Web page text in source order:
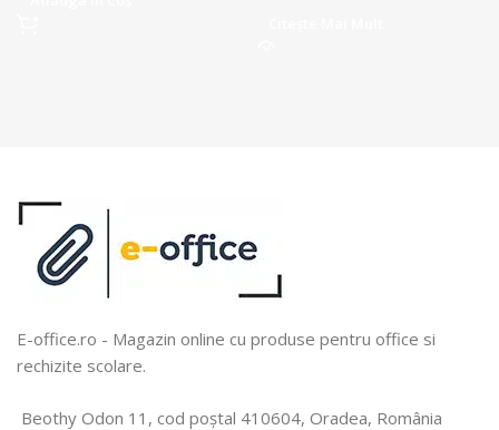
E-office.ro - Magazin online cu produse pentru office si
rechizite scolare.
Beothy Odon 11, cod poștal 410604, Oradea, România